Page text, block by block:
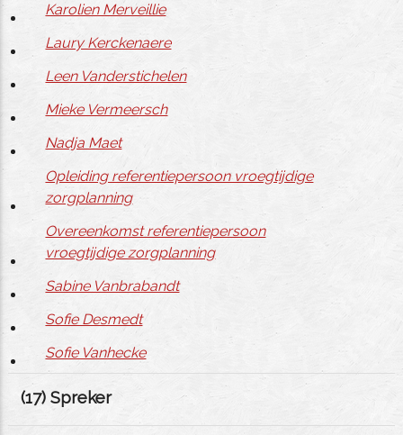
Karolien Merveillie
Laury Kerckenaere
Leen Vanderstichelen
Mieke Vermeersch
Nadja Maet
Opleiding referentiepersoon vroegtijdige
zorgplanning
Overeenkomst referentiepersoon
vroegtijdige zorgplanning
Sabine Vanbrabandt
Sofie Desmedt
Sofie Vanhecke
(17) Spreker